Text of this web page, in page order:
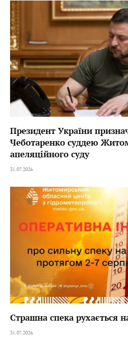
Президент України
Чеботаренко суддею
апеляційного суду
31.07.2026
Страшна спека
31.07.2026